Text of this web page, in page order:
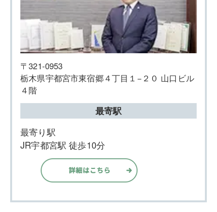
〒321-0953
栃木県宇都宮市東宿郷４丁目１−２０ 山口ビル
４階
最寄駅
最寄り駅
JR宇都宮駅 徒歩10分